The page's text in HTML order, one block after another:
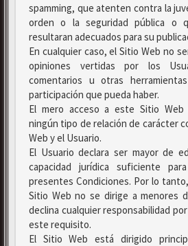
spamming, que atenten contra la
orden o la seguridad pública o
resultaran adecuados para su
En cualquier caso, el Sitio Web no
opiniones vertidas por los
comentarios u otras
participación que pueda haber.
El mero acceso a este Sitio
ningún tipo de relación de carácter
Web y el Usuario.
El Usuario declara ser mayor de
capacidad jurídica suficiente
presentes Condiciones. Por lo
Sitio Web no se dirige a menores
declina cualquier responsabilidad
este requisito.
El Sitio Web está dirigido